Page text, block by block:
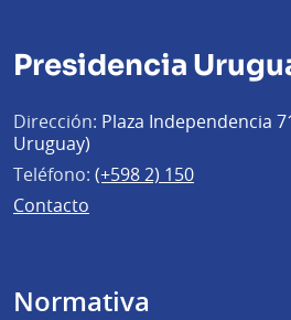
Presidencia
Dirección: Plaza Independencia
Uruguay)
Teléfono: (+598 2) 150
Contacto
Normativa